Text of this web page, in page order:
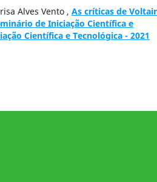
Alves Vento , As críticas de
de Iniciação Científica e
Científica e Tecnológica - 2021